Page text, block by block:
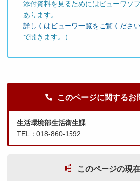
添付資料を見るためにはビューワソ
あります。
詳しくはビューワ一覧をご覧ください
で開きます。）
このページに関するお
生活環境部生活衛生課
TEL：018-860-1592
このページの現